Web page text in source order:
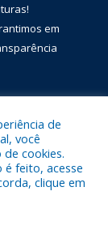
!
em
de Óbidos.
de
você
cookies.
feito, acesse
clique em